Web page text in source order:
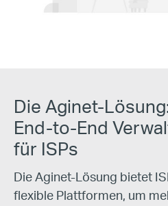
Die Aginet-
End-to-End
für ISPs
Die Aginet-Lösung bietet
flexible Plattformen, um